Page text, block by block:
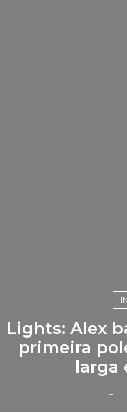
Lights: Alex
primeira
larga
-_-